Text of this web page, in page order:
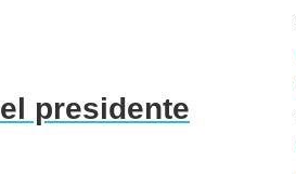
presidente